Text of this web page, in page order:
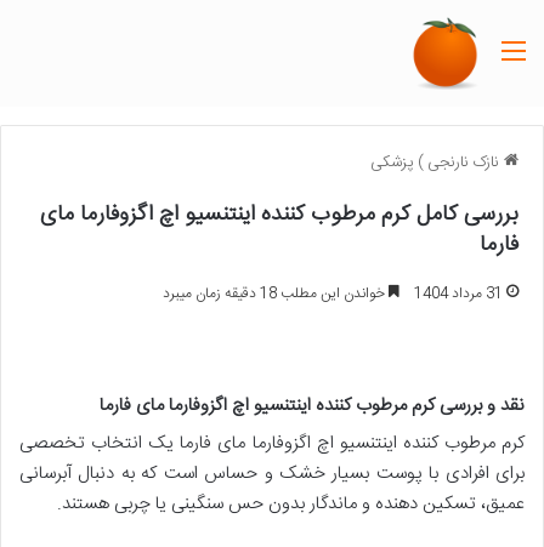
نازک نارنجی) پزشکی
بررسی کامل کرم مرطوب کننده اینتنسیو اچ اگزوفارما مای
فارما
31 مرداد 1404 خواندن این مطلب 18 دقیقه زمان میبرد
نقد و بررسی کرم مرطوب کننده اینتنسیو اچ اگزوفارما مای فارما
کرم مرطوب کننده اینتنسیو اچ اگزوفارما مای فارما یک انتخاب تخصصی
برای افرادی با پوست بسیار خشک و حساس است که به دنبال آبرسانی
عمیق، تسکین دهنده و ماندگار بدون حس سنگینی یا چربی هستند.